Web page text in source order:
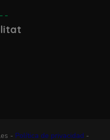
- Política de privacidad -